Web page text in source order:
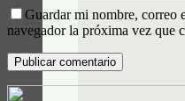
Guardar mi nombre, correo
navegador la próxima vez que